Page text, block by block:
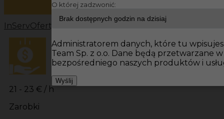
InServOferty pracy Operatorzy Niemcy
21 - 23 € / h
Zarobki
O której zadzwonić:
Administratorem danych, które tu
Team Sp. z o.o. Dane będą przetwarzane
bezpośredniego naszych produktów i
Wyślij